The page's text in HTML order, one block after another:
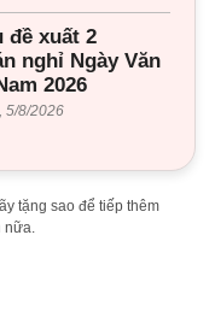
đề xuất 2
nghỉ Ngày Văn
2026
5/8/2026
tặng sao để tiếp thêm
nữa.